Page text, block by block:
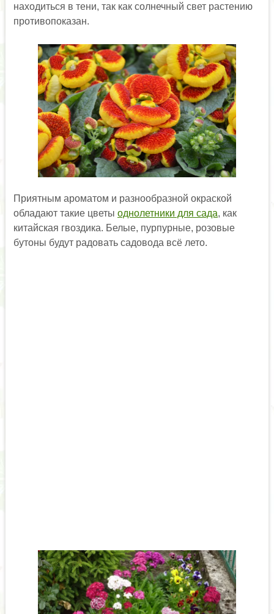
находиться в тени, так как солнечный свет растению
противопоказан.
Приятным ароматом и разнообразной окраской
обладают такие цветы однолетники для сада, как
китайская гвоздика. Белые, пурпурные, розовые
бутоны будут радовать садовода всё лето.